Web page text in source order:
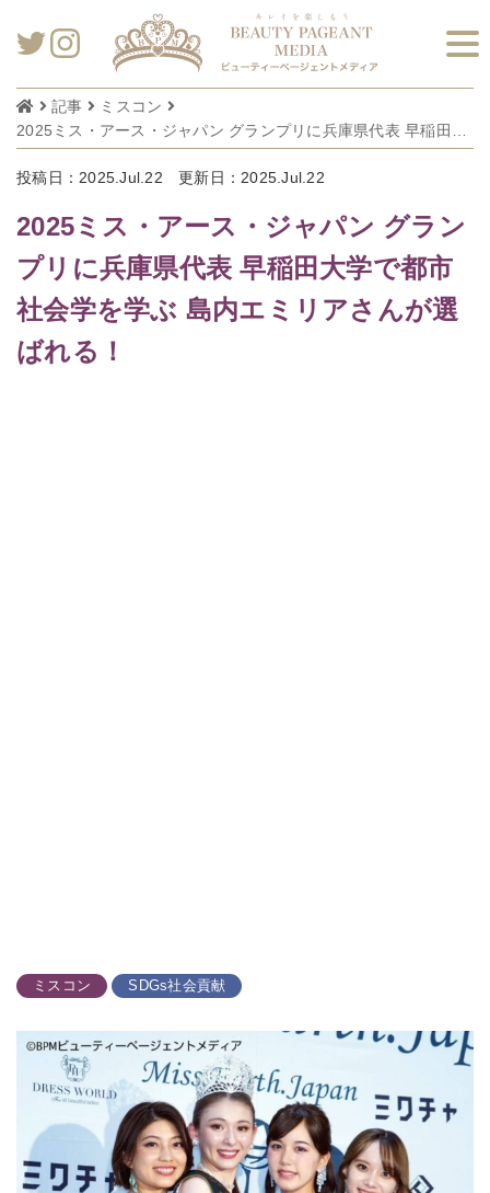
記事
ミスコン
投稿日：2025.Jul.22 更新日：2025.Jul.22
2025ミス・アース・ジャパン グラン
プリに兵庫県代表 早稲田大学で都市
社会学を学ぶ 島内エミリアさんが選
ばれる！
ミスコン SDGs社会貢献